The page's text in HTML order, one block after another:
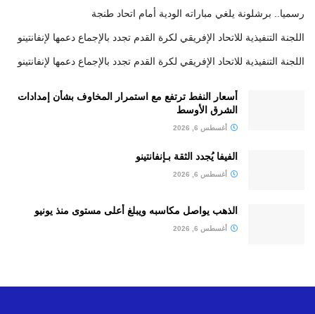
رسميا.. برشلونة يلغي مباراته الودية أمام اتحاد طنجة
اللجنة التنفيذية للاتحاد الإفريقي لكرة القدم تجدد بالإجماع دعمها لإنفانتينو
اللجنة التنفيذية للاتحاد الإفريقي لكرة القدم تجدد بالإجماع دعمها لإنفانتينو
أسعار النفط ترتفع مع استمرار المخاوف بشأن إمدادات
الشرق الأوسط
أغسطس 6, 2026
الفيفا يُجدد الثقة بـإنفانتينو
أغسطس 6, 2026
الذهب يواصل مكاسبه ويبلغ أعلى مستوى منذ يونيو
أغسطس 6, 2026